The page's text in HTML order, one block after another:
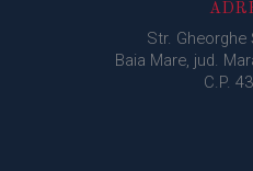
Str. Gheorghe
Baia Mare, jud.
C.P.